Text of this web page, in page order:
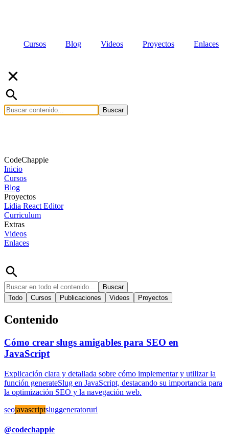
Cursos Blog Videos Proyectos Enlaces
Buscar
CodeChappie
Inicio
Cursos
Blog
Proyectos
Lidia React Editor
Curriculum
Extras
Videos
Enlaces
Buscar
Todo
Cursos Publicaciones Videos Proyectos
Contenido
Cómo crear slugs amigables para SEO en
JavaScript
Explicación clara y detallada sobre cómo implementar y utilizar la
función generateSlug en JavaScript, destacando su importancia para
la optimización SEO y la navegación web.
seojavascriptsluggeneratorurl
@codechappie